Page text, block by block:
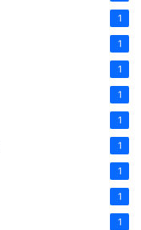
1
1
1
1
1
1
1
1
1